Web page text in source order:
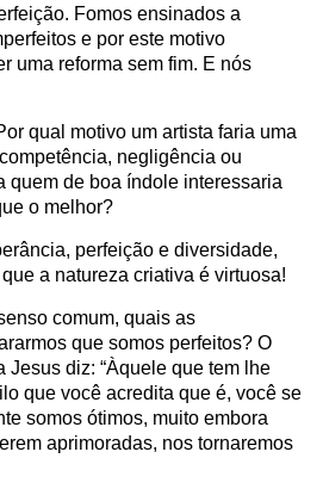
Fomos ensinados a
e por este motivo
uma reforma sem fim. E nós
qual motivo um artista faria uma
negligência ou
quem de boa índole interessaria
o melhor?
perfeição e diversidade,
a natureza criativa é virtuosa!
comum, quais as
que somos perfeitos? O
Jesus diz: “Àquele que tem lhe
que você acredita que é, você se
somos ótimos, muito embora
aprimoradas, nos tornaremos